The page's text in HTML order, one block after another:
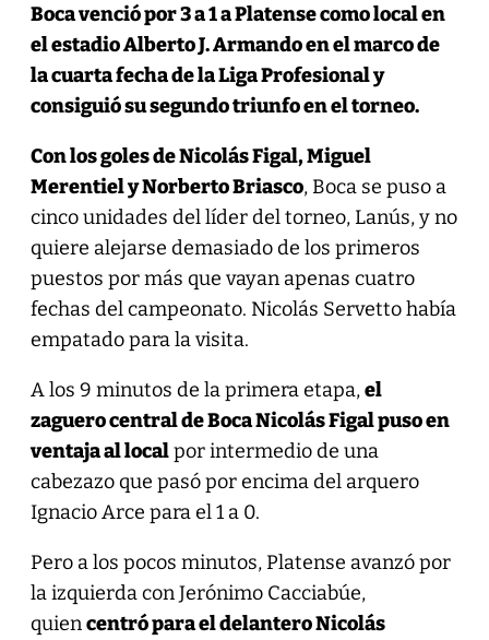
Boca venció por 3 a 1 a Platense como local en
el estadio Alberto J. Armando en el marco de
la cuarta fecha de la Liga Profesional y
consiguió su segundo triunfo en el torneo.
Con los goles de Nicolás Figal, Miguel
Merentiel y Norberto Briasco, Boca se puso a
cinco unidades del líder del torneo, Lanús, y no
quiere alejarse demasiado de los primeros
puestos por más que vayan apenas cuatro
fechas del campeonato. Nicolás Servetto había
empatado para la visita.
A los 9 minutos de la primera etapa,el
zaguero central de Boca Nicolás Figal puso en
ventaja al localpor intermedio de una
cabezazo que pasó por encima del arquero
Ignacio Arce para el 1 a 0.
Pero a los pocos minutos, Platense avanzó por
la izquierda con Jerónimo Cacciabúe,
quiencentró para el delantero Nicolás